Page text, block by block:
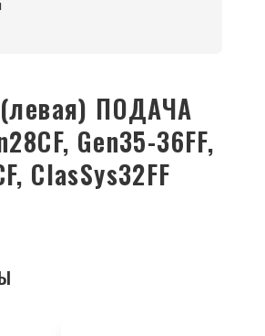
Gen35-36FF,
ClasSys32FF